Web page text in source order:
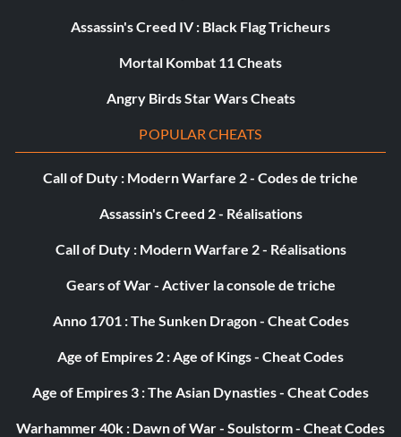
Assassin's Creed IV : Black Flag Tricheurs
Mortal Kombat 11 Cheats
Angry Birds Star Wars Cheats
POPULAR CHEATS
Call of Duty : Modern Warfare 2 - Codes de triche
Assassin's Creed 2 - Réalisations
Call of Duty : Modern Warfare 2 - Réalisations
Gears of War - Activer la console de triche
Anno 1701 : The Sunken Dragon - Cheat Codes
Age of Empires 2 : Age of Kings - Cheat Codes
Age of Empires 3 : The Asian Dynasties - Cheat Codes
Warhammer 40k : Dawn of War - Soulstorm - Cheat Codes